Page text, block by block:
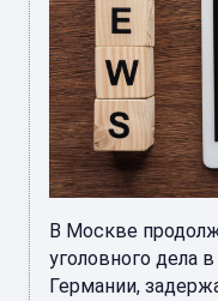
В Москве
уголовного дела
Германии,